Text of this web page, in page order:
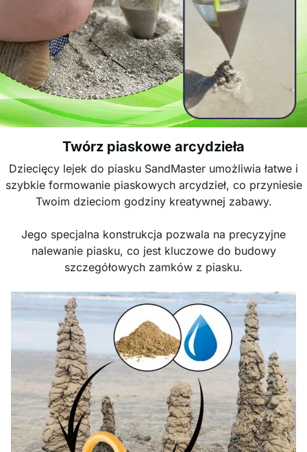
Twórz piaskowe arcydzieła
Dziecięcy lejek do piasku SandMaster umożliwia łatwe i
szybkie formowanie piaskowych arcydzieł, co przyniesie
Twoim dzieciom godziny kreatywnej zabawy.
Jego specjalna konstrukcja pozwala na precyzyjne
nalewanie piasku, co jest kluczowe do budowy
szczegółowych zamków z piasku.